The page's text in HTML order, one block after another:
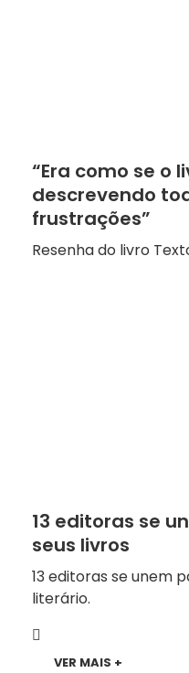
“Era como se o
descrevendo
frustrações”
Resenha do livro
13 editoras se
seus livros
13 editoras se unem
literário.
VER MAIS +